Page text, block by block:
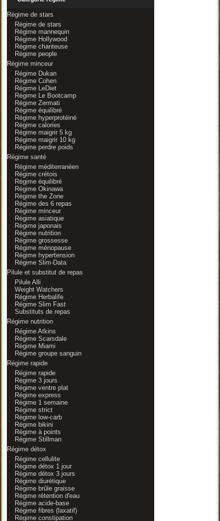
Régime de stars
Régime de stars
Régime mannequin
Régime Hollywood
Régime chanteuse
Régime people
Régime minceur
Régime Dukan
Régime Cohen
Régime LeDiet
Régime Le Bootcamp
Régime Zermati
Régime équilibré
Régime hyperprotéiné
Régime calories
Régime maigrir 5 kg
Régime maigrir 10 kg
Régime perdre poids
Régime santé
Régime méditerranéen
Régime crétois
Régime équilibré
Régime Okinawa
Régime the Zone
Régime des 6 repas
Régime minceur
Régime asiatique
Régime japonais
Régime nutrition
Régime grossesse
Régime ménopause
Régime hypertension
Régime Slim-Data
Pilule et substitut de repas
Pilule Alli
Weight Watchers
Régime Herbalife
Régime Slim Fast
Substituts de repas
Régime nutrition
Régime Atkins
Régime Scarsdale
Régime Miami
Régime groupe sanguin
Régime rapide
Régime rapide
Régime 3 jours
Régime ventre plat
Régime express
Régime 1 semaine
Régime strict
Régime low-carb
Régime bikini
Régime à points
Régime Stillman
Régime détox
Régime cellulite
Régime détox 1 jour
Régime détox 3 jours
Régime diurétique
Régime brûle graisse
Régime rétention d'eau
Régime acide-base
Régime fibres (laxatif)
Régime constipation